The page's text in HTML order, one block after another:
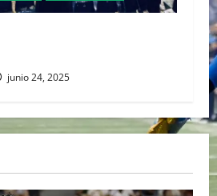
junio 24, 2025